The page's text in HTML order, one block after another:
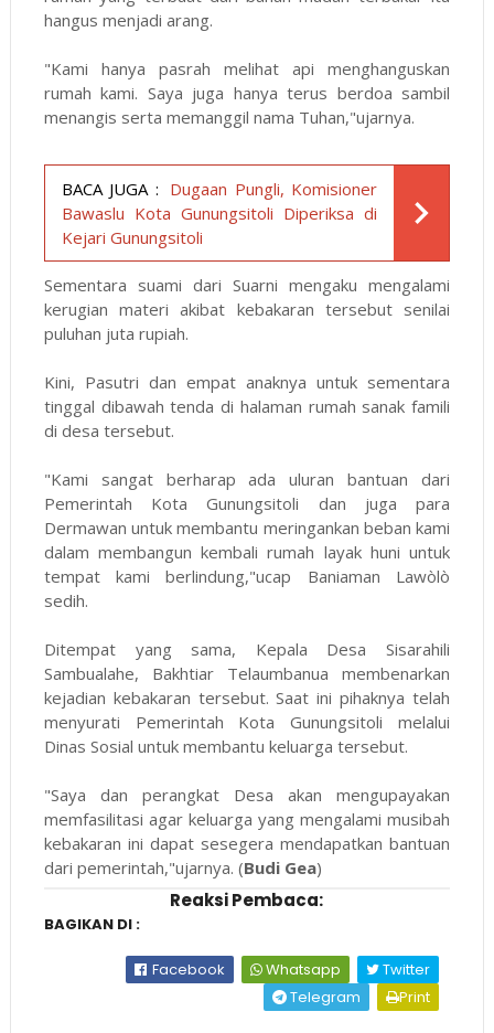
hangus menjadi arang.
"Kami hanya pasrah melihat api menghanguskan
rumah kami. Saya juga hanya terus berdoa sambil
menangis serta memanggil nama Tuhan,"ujarnya.
BACA JUGA : Dugaan Pungli, Komisioner
Bawaslu Kota Gunungsitoli Diperiksa di
Kejari Gunungsitoli
Sementara suami dari Suarni mengaku mengalami
kerugian materi akibat kebakaran tersebut senilai
puluhan juta rupiah.
Kini, Pasutri dan empat anaknya untuk sementara
tinggal dibawah tenda di halaman rumah sanak famili
di desa tersebut.
"Kami sangat berharap ada uluran bantuan dari
Pemerintah Kota Gunungsitoli dan juga para
Dermawan untuk membantu meringankan beban kami
dalam membangun kembali rumah layak huni untuk
tempat kami berlindung,"ucap Baniaman Lawòlò
sedih.
Ditempat yang sama, Kepala Desa Sisarahili
Sambualahe, Bakhtiar Telaumbanua membenarkan
kejadian kebakaran tersebut. Saat ini pihaknya telah
menyurati Pemerintah Kota Gunungsitoli melalui
Dinas Sosial untuk membantu keluarga tersebut.
"Saya dan perangkat Desa akan mengupayakan
memfasilitasi agar keluarga yang mengalami musibah
kebakaran ini dapat sesegera mendapatkan bantuan
dari pemerintah,"ujarnya. (Budi Gea)
Reaksi Pembaca:
BAGIKAN DI :
Facebook Whatsapp
Twitter
Telegram
Print